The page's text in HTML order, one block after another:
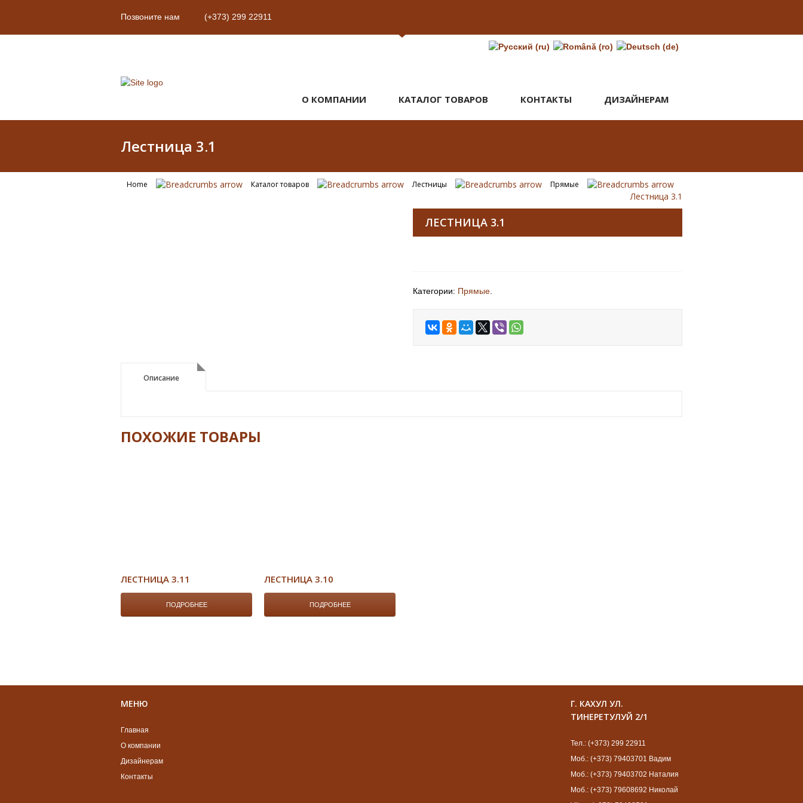
Позвоните нам (+373) 299 22911
О КОМПАНИИ КАТАЛОГ ТОВАРОВ КОНТАКТЫ ДИЗАЙНЕРАМ
Лестница 3.1
Home Каталог товаров Лестницы Прямые
Лестница 3.1
ЛЕСТНИЦА 3.1
Категории: Прямые.
Описание
Описание
ПОХОЖИЕ ТОВАРЫ
ЛЕСТНИЦА 3.11
ПОДРОБНЕЕ
ЛЕСТНИЦА 3.10
ПОДРОБНЕЕ
МЕНЮ
Главная
О компании
Дизайнерам
Контакты
Г. КАХУЛ УЛ.
ТИНЕРЕТУЛУЙ 2/1
Тел.: (+373) 299 22911
Моб.: (+373) 79403701 Вадим
Моб.: (+373) 79403702 Наталия
Моб.: (+373) 79608692 Николай